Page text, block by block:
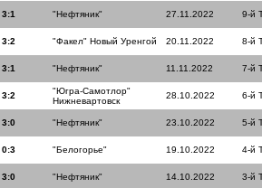
3:1 "Нефтяник" 27.11.2022 9-й
3:2 "Факел" Новый Уренгой 20.11.2022 8-й
3:1 "Нефтяник" 11.11.2022 7-й
3:2
"Югра-Самотлор"
Нижневартовск
28.10.2022 6-й
3:0 "Нефтяник" 23.10.2022 5-й
0:3 "Белогорье" 19.10.2022 4-й
3:0 "Нефтяник" 14.10.2022 3-й